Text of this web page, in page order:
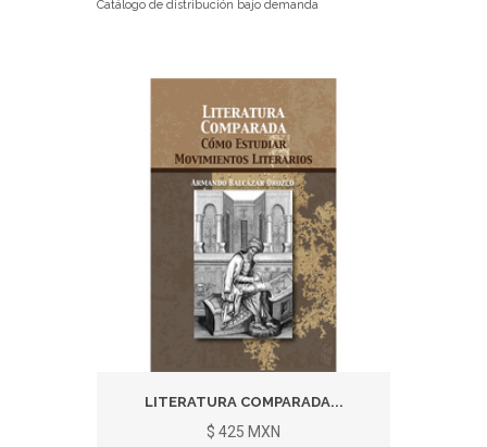
Catálogo de distribución bajo demanda
LITERATURA COMPARADA...
$ 425 MXN